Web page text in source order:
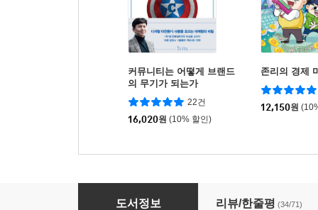
커뮤니티는 어떻게 브랜드
의 무기가 되는가
22건
16,020원 (10% 할인)
존리의 경제
12,150원
엄마, 주식 사주세요 (리커버 에디션)
도서정보 리뷰/한줄평 (34/71)